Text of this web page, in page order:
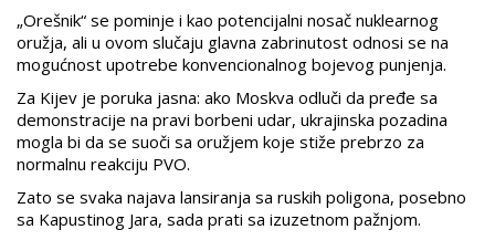
„Orešnik“ se pominje i kao potencijalni nosač nuklearnog
oružja, ali u ovom slučaju glavna zabrinutost odnosi se na
mogućnost upotrebe konvencionalnog bojevog punjenja.
Za Kijev je poruka jasna: ako Moskva odluči da pređe sa
demonstracije na pravi borbeni udar, ukrajinska pozadina
mogla bi da se suoči sa oružjem koje stiže prebrzo za
normalnu reakciju PVO.
Zato se svaka najava lansiranja sa ruskih poligona, posebno
sa Kapustinog Jara, sada prati sa izuzetnom pažnjom.